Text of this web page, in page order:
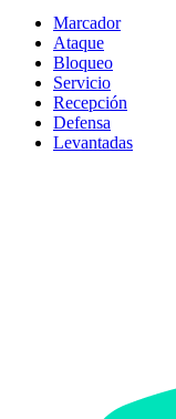
Marcador
Ataque
Bloqueo
Servicio
Recepción
Defensa
Levantadas